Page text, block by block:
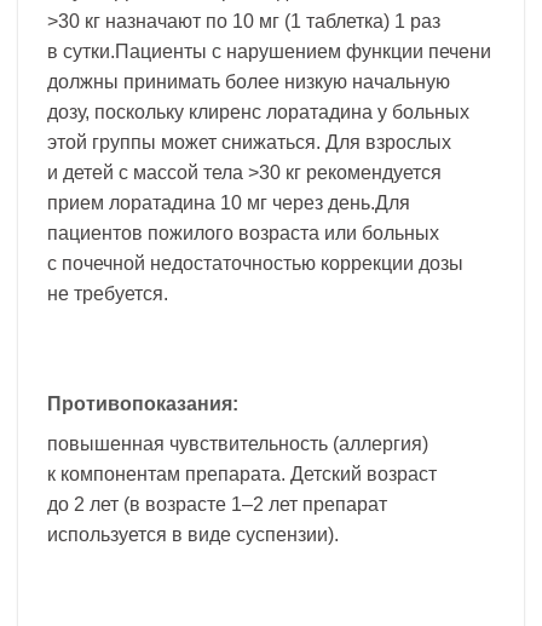
>30 кг назначают по 10 мг (1 таблетка) 1 раз
в сутки.Пациенты с нарушением функции печени
должны принимать более низкую начальную
дозу, поскольку клиренс лоратадина у больных
этой группы может снижаться. Для взрослых
и детей с массой тела >30 кг рекомендуется
прием лоратадина 10 мг через день.Для
пациентов пожилого возраста или больных
с почечной недостаточностью коррекции дозы
не требуется.
Противопоказания:
повышенная чувствительность (аллергия)
к компонентам препарата. Детский возраст
до 2 лет (в возрасте 1–2 лет препарат
используется в виде суспензии).